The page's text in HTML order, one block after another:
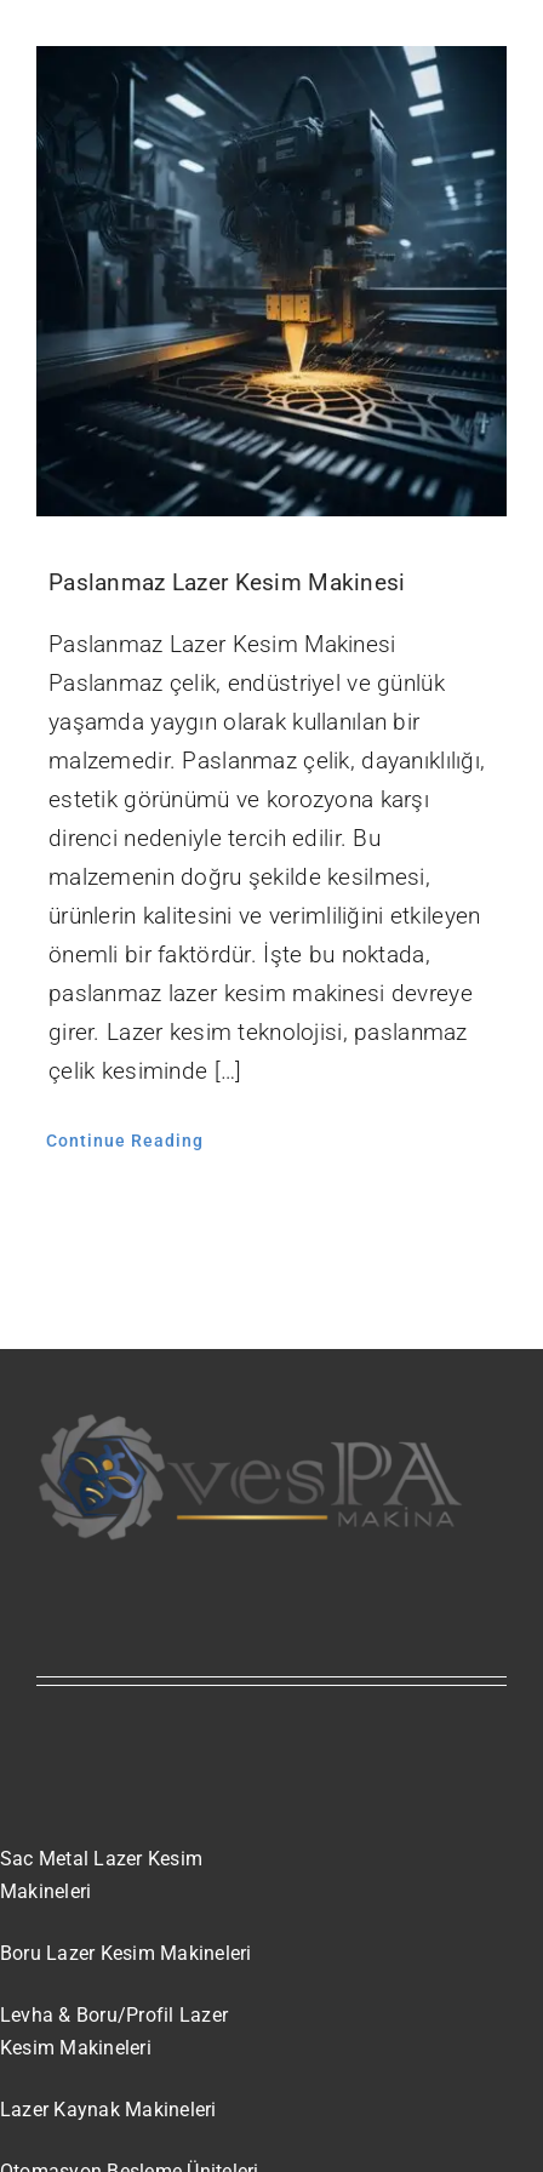
Paslanmaz Lazer Kesim Makinesi
Paslanmaz Lazer Kesim Makinesi
Paslanmaz çelik, endüstriyel ve günlük
yaşamda yaygın olarak kullanılan bir
malzemedir. Paslanmaz çelik, dayanıklılığı,
estetik görünümü ve korozyona karşı
direnci nedeniyle tercih edilir. Bu
malzemenin doğru şekilde kesilmesi,
ürünlerin kalitesini ve verimliliğini etkileyen
önemli bir faktördür. İşte bu noktada,
paslanmaz lazer kesim makinesi devreye
girer. Lazer kesim teknolojisi, paslanmaz
çelik kesiminde […]
Continue Reading
Sac Metal Lazer Kesim
Makineleri
Boru Lazer Kesim Makineleri
Levha & Boru/Profil Lazer
Kesim Makineleri
Lazer Kaynak Makineleri